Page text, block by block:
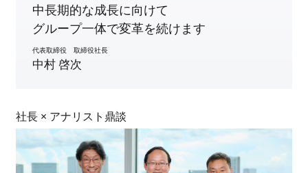
中長期的な成長に向けて
グループ一体で変革を続けます
代表取締役 取締役社長
中村 啓次
社長 × アナリスト鼎談